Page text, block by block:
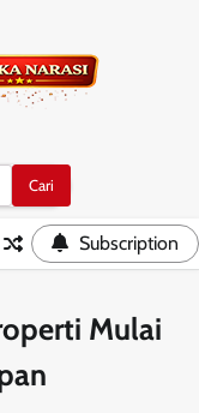
Subscription
Mulai